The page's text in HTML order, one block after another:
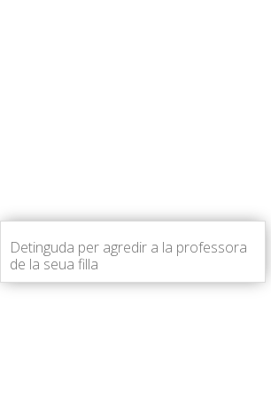
Detinguda per agredir a la professora
de la seua filla